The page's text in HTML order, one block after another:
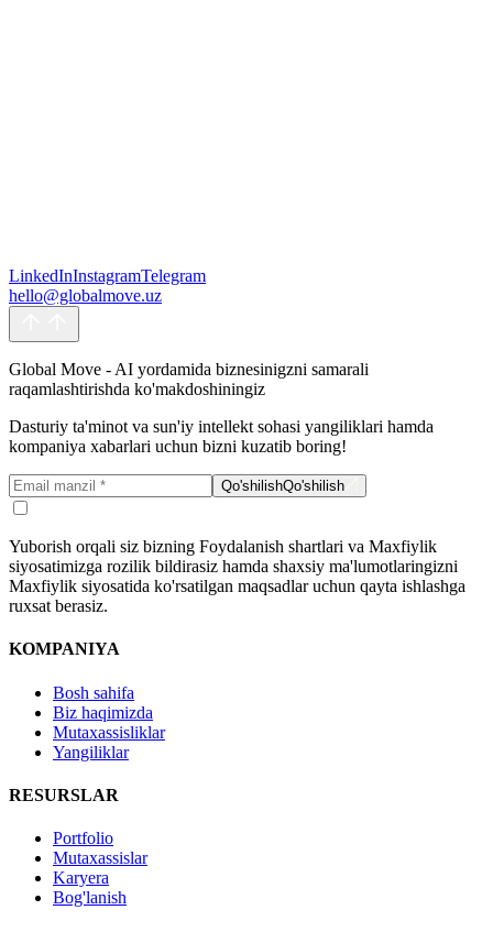
siyosatimizga rozilik bildirasiz hamda shaxsiy ma'lumotlaringizni
Maxfiylik siyosatida ko'rsatilgan maqsadlar uchun qayta ishlashga
LinkedInInstagramTelegram
hello@globalmove.uz
Global Move - AI yordamida biznesinigzni samarali
raqamlashtirishda ko'makdoshiningiz
Dasturiy ta'minot va sun'iy intellekt sohasi yangiliklari hamda
kompaniya xabarlari uchun bizni kuzatib boring!
Qo'shilishQo'shilish
Yuborish orqali siz bizning Foydalanish shartlari va Maxfiylik
siyosatimizga rozilik bildirasiz hamda shaxsiy ma'lumotlaringizni
Maxfiylik siyosatida ko'rsatilgan maqsadlar uchun qayta ishlashga
ruxsat berasiz.
KOMPANIYA
Bosh sahifa
Biz haqimizda
Mutaxassisliklar
Yangiliklar
RESURSLAR
Portfolio
Mutaxassislar
Karyera
Bog'lanish